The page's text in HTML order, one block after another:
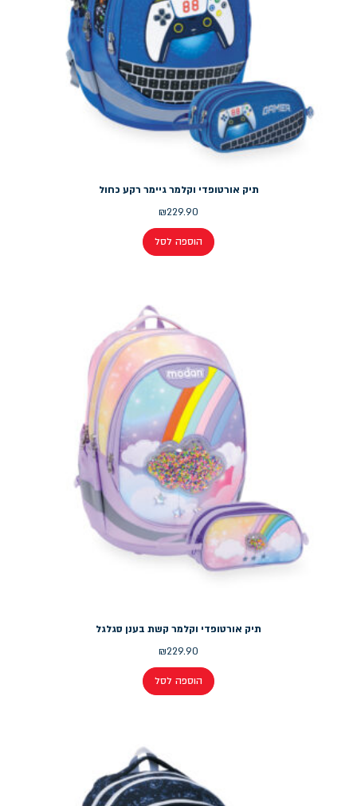
תיק אורטופדי וקלמר גיימר רקע כחול
₪229.90
הוספה לסל
תיק אורטופדי וקלמר קשת בענן סגלגל
₪229.90
הוספה לסל